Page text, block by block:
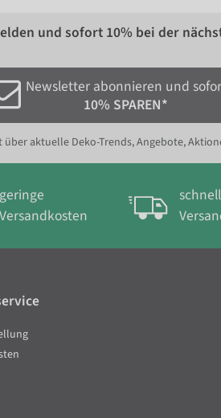
und sofort10% bei der
Newsletter abonnieren und
10% SPAREN*
aktuelle Deko-Trends, Angebote,
geringe
Versandkosten